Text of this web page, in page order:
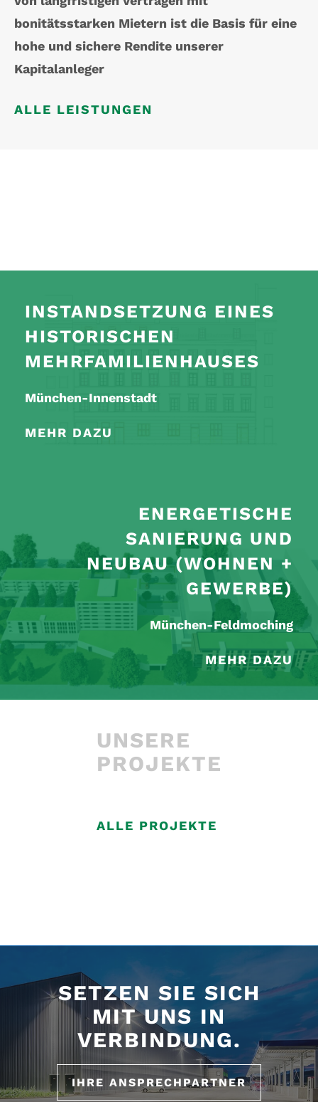
bonitätsstarken Mietern ist die Basis für eine
hohe und sichere Rendite unserer
Kapitalanleger
ALLE LEISTUNGEN
UNSERE
PROJEKTE
ALLE PROJEKTE
INSTANDSETZUNG EINES
HISTORISCHEN
MEHRFAMILIENHAUSES
München-Innenstadt
MEHR DAZU
ENERGETISCHE
SANIERUNG UND
NEUBAU (WOHNEN +
GEWERBE)
München-Feldmoching
MEHR DAZU
SETZEN SIE SICH
MIT UNS IN
VERBINDUNG.
IHRE ANSPRECHPARTNER